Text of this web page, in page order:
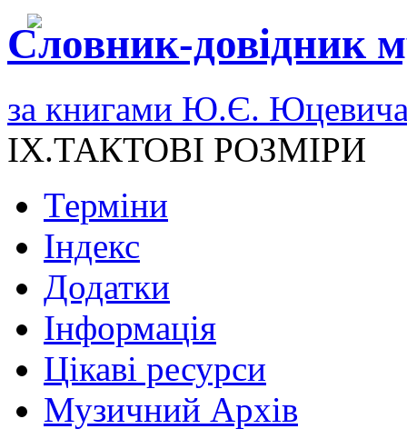
Словник-довідник
за книгами Ю.Є.
IX.ТАКТОВІ РОЗМІРИ
Терміни
Індекс
Додатки
Інформація
Цікаві ресурси
Музичний Архів